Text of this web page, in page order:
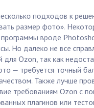
подходов к
размер фото».
программы вроде
Но далеко не все
для Ozon, так как
— требуется точный
Также лучше
требованиям Ozon с
плагинов или